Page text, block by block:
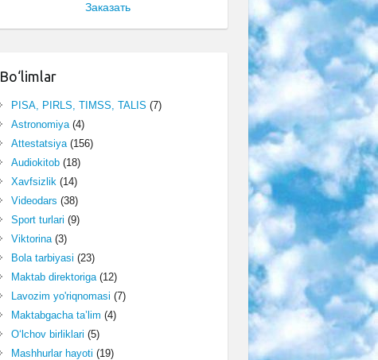
Заказать
Bo‘limlar
PISA, PIRLS, TIMSS, TALIS (7)
Astronomiya(4)
Attestatsiya(156)
Audiokitob(18)
Xavfsizlik(14)
Videodars (38)
Sport turlari (9)
Viktorina(3)
Bola tarbiyasi (23)
Maktab direktoriga(12)
Lavozim yo'riqnomasi (7)
Maktabgacha ta’lim (4)
O‘lchov birliklari (5)
Mashhurlar hayoti (19)